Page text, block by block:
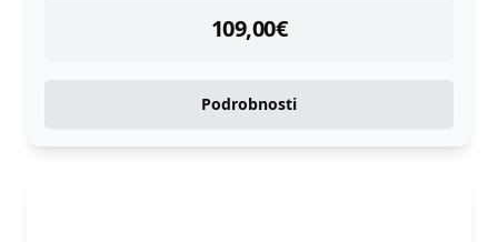
109,00€
instock
Podrobnosti